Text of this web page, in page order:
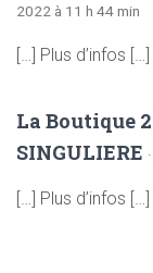
2022 à 11 h 44 min
[…] Plus d’infos […]
La Boutique
SINGULIERE
[…] Plus d’infos […]